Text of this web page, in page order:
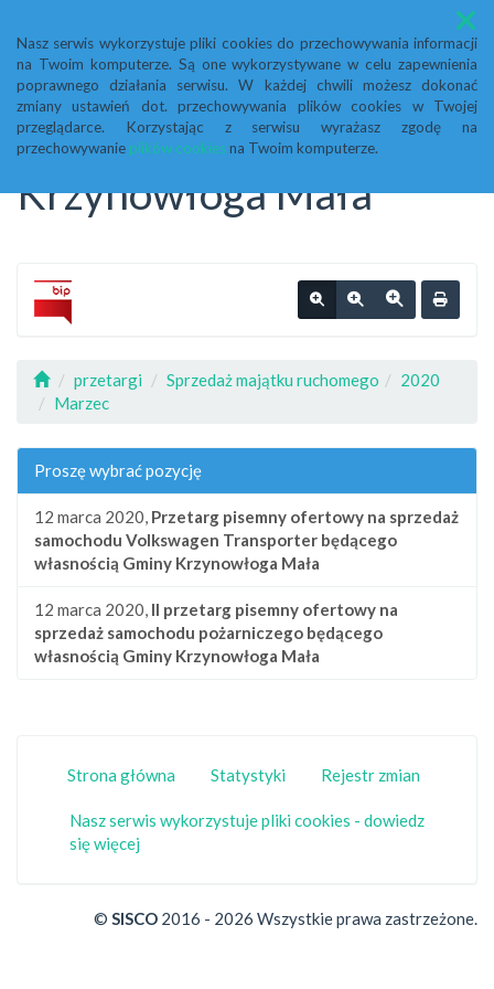
Nasz serwis wykorzystuje pliki cookies do przechowywania informacji
na Twoim komputerze. Są one wykorzystywane w celu zapewnienia
poprawnego działania serwisu. W każdej chwili możesz dokonać
zmiany ustawień dot. przechowywania plików cookies w Twojej
przeglądarce. Korzystając z serwisu wyrażasz zgodę na
przechowywanie plików cookiesna Twoim komputerze.
Menu
Biuletyn Informacji
Publicznej Urząd Gminy
Krzynowłoga Mała
przetargi Sprzedaż majątku ruchomego
2020
Marzec
Proszę wybrać pozycję
12 marca 2020, Przetarg pisemny ofertowy na sprzedaż
samochodu Volkswagen Transporter będącego
własnością Gminy Krzynowłoga Mała
12 marca 2020, II przetarg pisemny ofertowy na
sprzedaż samochodu pożarniczego będącego
własnością Gminy Krzynowłoga Mała
Strona główna Statystyki Rejestr zmian
Nasz serwis wykorzystuje pliki cookies - dowiedz
się więcej
© SISCO 2016 - 2026 Wszystkie prawa zastrzeżone.